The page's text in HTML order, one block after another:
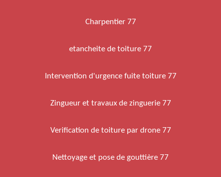
Charpentier 77
etancheite de toiture 77
Intervention d'urgence fuite toiture 77
Zingueur et travaux de zinguerie 77
Verification de toiture par drone 77
Nettoyage et pose de gouttière 77